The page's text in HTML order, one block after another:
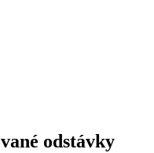
odstávky